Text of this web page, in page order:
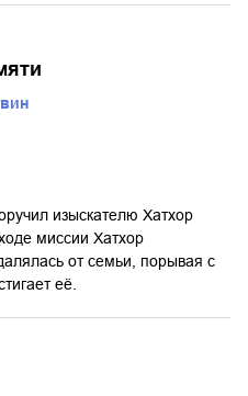
изыскателю Хатхор
миссии Хатхор
от семьи, порывая с
её.